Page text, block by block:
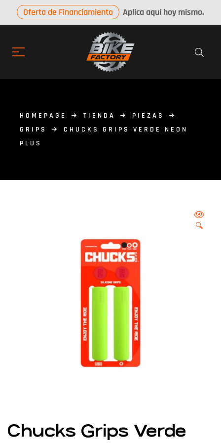
Oferta de Financiamiento Aplica aquí hoy mismo.
HOMEPAGE TIENDA
PIEZAS
GRIPS
CHUCKS GRIPS VERDE NEON
PLUS
🔍
Chucks Grips Verde